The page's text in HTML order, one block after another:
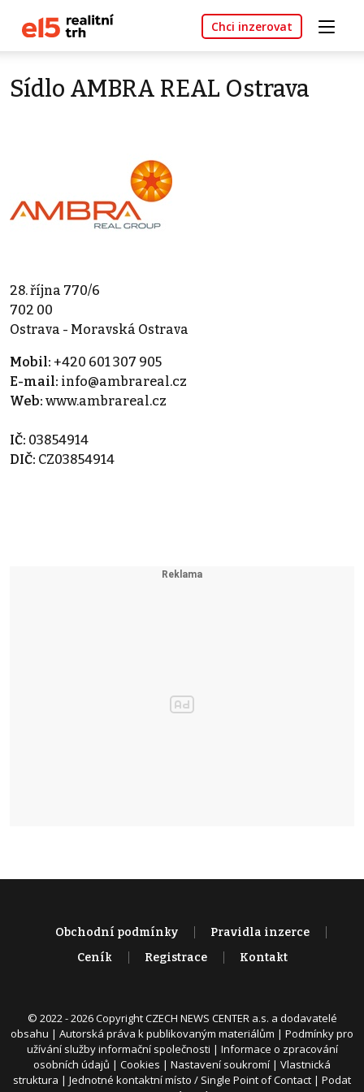
Chci inzerovat
Sídlo AMBRA REAL Ostrava
28. října 770/6
702 00
Ostrava - Moravská Ostrava
Mobil: +420 601 307 905
E-mail: info@ambrareal.cz
Web: www.ambrareal.cz
IČ: 03854914
DIČ: CZ03854914
Obchodní podmínky
Pravidla inzerce
Ceník
Registrace Kontakt
© 2022 - 2026 Copyright CZECH NEWS CENTER a.s. a dodavatelé
obsahu | Autorská práva k publikovaným materiálům | Podmínky pro
užívání služby informační společnosti | Informace o zpracování
osobních údajů | Cookies | Nastavení soukromí | Vlastnická
struktura | Jednotné kontaktní místo / Single Point of Contact | Podat